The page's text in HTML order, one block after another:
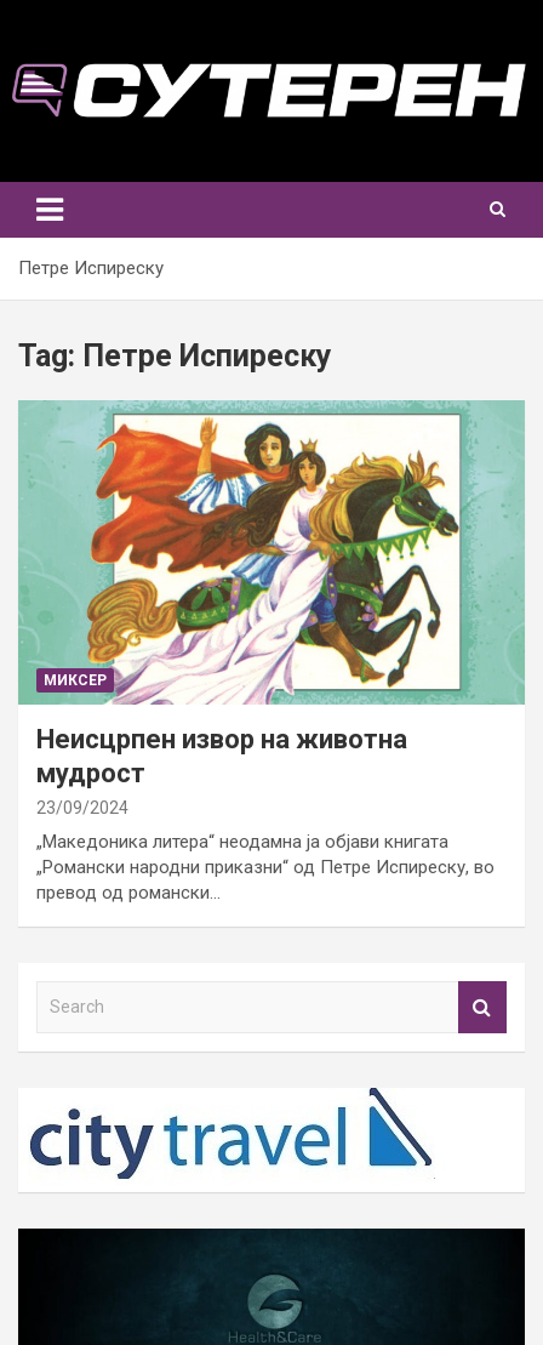
content
Петре Испиреску
Tag: Петре Испиреску
МИКСЕР
Неисцрпен извор на животна
мудрост
23/09/2024
„Македоника литера“ неодамна ја објави книгата
„Романски народни приказни“ од Петре Испиреску, во
превод од романски…
h